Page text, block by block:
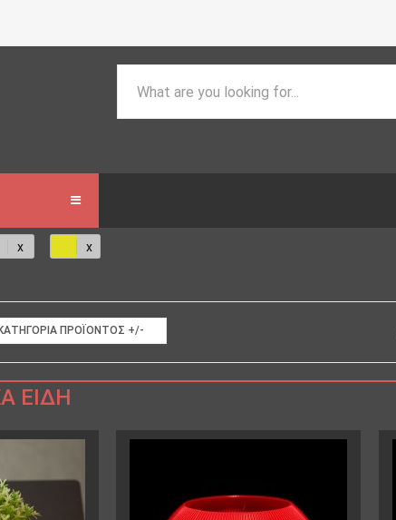
ΠΡΟΪΌΝΤΟΣ +/-
ΕΙΔΗ